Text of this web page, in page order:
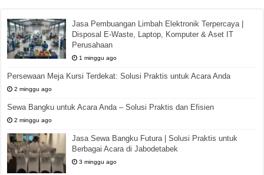
Jasa Pembuangan Limbah Elektronik Terpercaya |
Disposal E-Waste, Laptop, Komputer & Aset IT
Perusahaan
1 minggu ago
Persewaan Meja Kursi Terdekat: Solusi Praktis untuk Acara Anda
2 minggu ago
Sewa Bangku untuk Acara Anda – Solusi Praktis dan Efisien
2 minggu ago
Jasa Sewa Bangku Futura | Solusi Praktis untuk
Berbagai Acara di Jabodetabek
3 minggu ago